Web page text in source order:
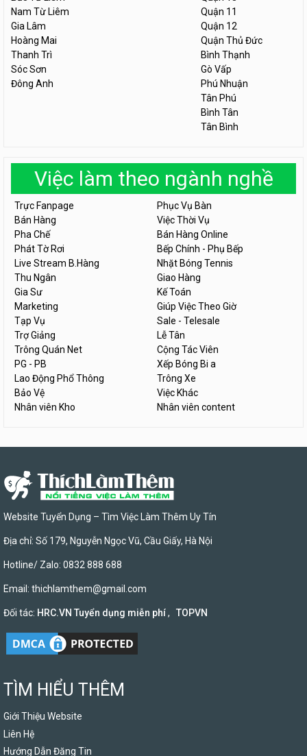
Nam Từ Liêm
Gia Lâm
Hoàng Mai
Thanh Trì
Sóc Sơn
Đông Anh
Quận 11
Quận 12
Quận Thủ Đức
Bình Thạnh
Gò Vấp
Phú Nhuận
Tân Phú
Bình Tân
Tân Bình
Việc làm theo ngành nghề
Trực Fanpage
Phục Vụ Bàn
Bán Hàng
Việc Thời Vụ
Pha Chế
Bán Hàng Online
Phát Tờ Rơi
Bếp Chính - Phụ Bếp
Live Stream B.Hàng
Nhặt Bóng Tennis
Thu Ngân
Giao Hàng
Gia Sư
Kế Toán
Marketing
Giúp Việc Theo Giờ
Tạp Vụ
Sale - Telesale
Trợ Giảng
Lễ Tân
Trông Quán Net
Cộng Tác Viên
PG - PB
Xếp Bóng Bi a
Lao Động Phổ Thông
Trông Xe
Bảo Vệ
Việc Khác
Nhân viên Kho
Nhân viên content
Website Tuyển Dụng – Tìm Việc Làm Thêm Uy Tín
Địa chỉ: Số 179, Nguyễn Ngọc Vũ, Cầu Giấy, Hà Nội
Hotline/ Zalo: 0832 888 688
Email: thichlamthem@gmail.com
Đối tác: HRC.VN Tuyển dụng miễn phí, TOPVN
TÌM HIỂU THÊM
Giới Thiệu Website
Liên Hệ
Hướng Dẫn Đăng Tin